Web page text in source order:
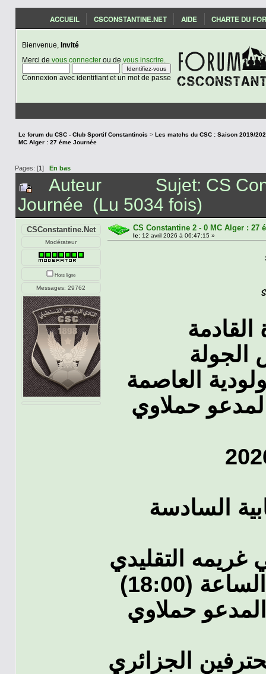
ACCUEIL CSCONSTANTINE.NET AIDE CHARTE DU
Bienvenue, Invité
Merci de vous connecterou de vous inscrire
Connexion avec identifiant et un mot de passe
Le forum du CSC - Club Sportif Constantinois >
MC Alger : 27 éme Journée
Pages: [1] En bas
Auteur
Sujet: CS
Journée (Lu 5034 fois)
CSConstantine.Net
Modérateur
Hors ligne
Messages: 29762
CS Constantine 2 - 0 MC Alger : 27
le: 12 avril 2026 à 06:47:15 »
الجولة
العاصمة
حملاوي
غريمه التقليدي
مولودية العاصمة يوم الخميس الساعة (18:00)
حملاوي
المحترفين الجزائري